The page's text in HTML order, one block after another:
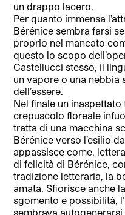
un drappo lacero.
Per quanto immensa
Bérénice sembra farsi
proprio nel mancato
questo lo scopo
Castellucci stesso, il
un vapore o una nebbia
dell’essere.
Nel finale un
crepuscolo floreale
tratta di una macchina
Bérénice verso l’esilio
appassisce come,
di felicità di Bérénice,
tradizione letteraria, la
amata. Sfiorisce anche
sgomento e possibilità,
sembrava autogenerarsi